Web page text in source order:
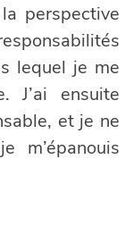
perspective
lequel je me
J’ai ensuite
et je ne
m’épanouis